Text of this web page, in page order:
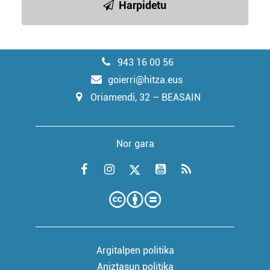
Harpidetu
943 16 00 56
goierri@hitza.eus
Oriamendi, 32 – BEASAIN
Nor gara
Argitalpen politika
Aniztasun politika